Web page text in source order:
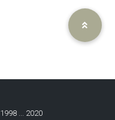
1998 ... 2020